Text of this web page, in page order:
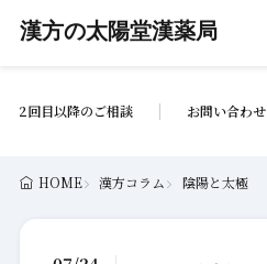
漢方の太陽堂漢薬局
2回目以降のご相談 お問い合わせ
HOME 漢方コラム 陰陽と太極